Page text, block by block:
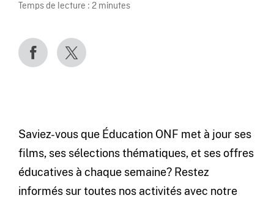
Temps de lecture : 2 minutes
Saviez-vous que Éducation ONF met à jour ses
films, ses sélections thématiques, et ses offres
éducatives à chaque semaine? Restez
informés sur toutes nos activités avec notre